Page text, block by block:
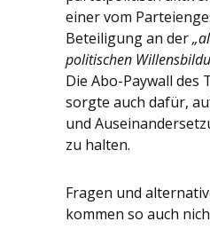
einer vom
Beteiligung an der
politischen
Die Abo-Paywall des
sorgte auch dafür,
und
zu halten.
Fragen und
kommen so auch